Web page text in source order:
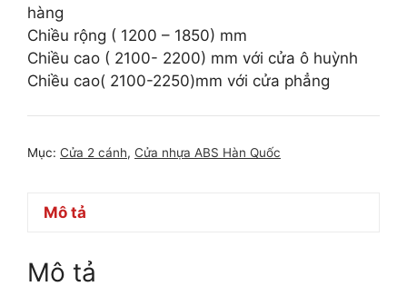
hàng
Chiều rộng ( 1200 – 1850) mm
Chiều cao ( 2100- 2200) mm với cửa ô huỳnh
Chiều cao( 2100-2250)mm với cửa phẳng
Mục: Cửa 2 cánh, Cửa nhựa ABS Hàn Quốc
Mô tả
Mô tả